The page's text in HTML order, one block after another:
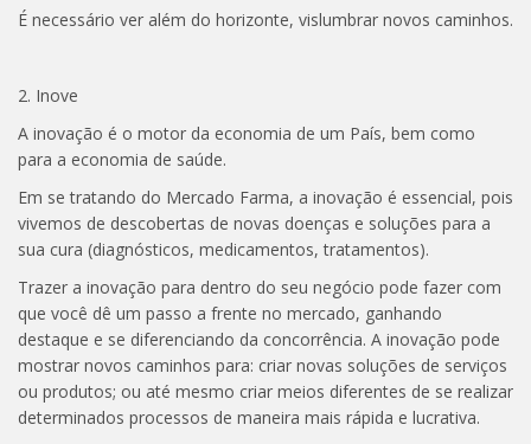
É necessário ver além do horizonte, vislumbrar novos caminhos.
2. Inove
A inovação é o motor da economia de um País, bem como
para a economia de saúde.
Em se tratando do Mercado Farma, a inovação é essencial, pois
vivemos de descobertas de novas doenças e soluções para a
sua cura (diagnósticos, medicamentos, tratamentos).
Trazer a inovação para dentro do seu negócio pode fazer com
que você dê um passo a frente no mercado, ganhando
destaque e se diferenciando da concorrência. A inovação pode
mostrar novos caminhos para: criar novas soluções de serviços
ou produtos; ou até mesmo criar meios diferentes de se realizar
determinados processos de maneira mais rápida e lucrativa.